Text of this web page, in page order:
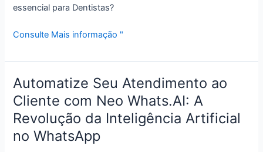
essencial para Dentistas?
Consulte Mais informação "
Automatize Seu Atendimento ao
Cliente com Neo Whats.AI: A
Revolução da Inteligência Artificial
no WhatsApp
Automatize
Seu
Atendimento
ao
Cliente